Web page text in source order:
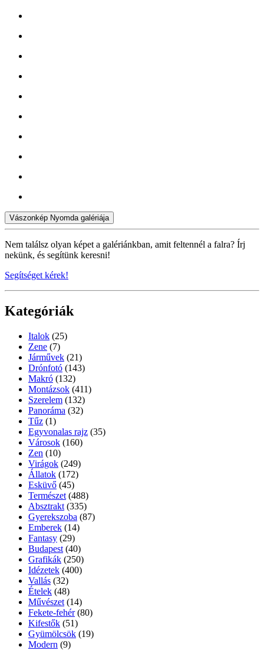
Vászonkép Nyomda galériája
Nem találsz olyan képet a galériánkban, amit feltennél a falra? Írj
nekünk, és segítünk keresni!
Segítséget kérek!
Kategóriák
Italok (25)
Zene (7)
Járművek (21)
Drónfotó (143)
Makró (132)
Montázsok (411)
Szerelem (132)
Panoráma (32)
Tűz (1)
Egyvonalas rajz (35)
Városok (160)
Zen (10)
Virágok (249)
Állatok (172)
Esküvő (45)
Természet (488)
Absztrakt (335)
Gyerekszoba (87)
Emberek (14)
Fantasy (29)
Budapest (40)
Grafikák (250)
Idézetek (400)
Vallás (32)
Ételek (48)
Művészet (14)
Fekete-fehér (80)
Kifestők (51)
Gyümölcsök (19)
Modern (9)